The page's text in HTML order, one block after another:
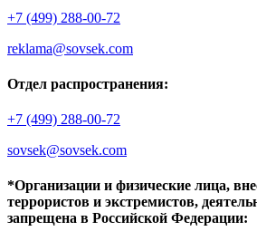
+7 (499) 288-00-72
reklama@sovsek.com
Отдел распространения:
+7 (499) 288-00-72
sovsek@sovsek.com
*Организации и физические лица,
террористов и экстремистов,
запрещена в Российской Федерации: